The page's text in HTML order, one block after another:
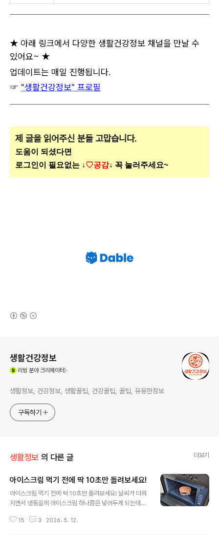
★ 아래 링크에서 다양한 생활건강정보 채널을 만날 수
있어요~ ★
업데이트는 매일 진행됩니다.
☞ "생활건강정보" 프로필
제 글을 읽어주신 분들 고맙습니다.
도움이 되셨다면
로그인이 필요없는 ↓♡공감↓ 꼭 눌러주세요~
생활건강정보
리빙 분야 크리에이터
생활정보, 건강정보, 생활꿀팁, 건강꿀팁, 꿀팁, 유용한정보
구독하기
생활정보 의 다른 글 더보기
아이스크림 먹기 전에 딱 10초만 돌려보세요!
아이스크림 먹기 전에 딱 10초만 돌려보세요! 날씨가 더워
지면서 냉동실에 아이스크림 하나쯤은 넣어두게 되는데요.
주 간단한 꿀팁이 있어요. 간단하지만 정말 실용적이라서
15 3 2026. 5. 12.